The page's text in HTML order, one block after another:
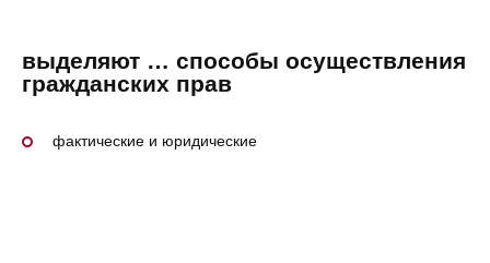
выделяют … способы осуществления
гражданских прав
фактические и юридические